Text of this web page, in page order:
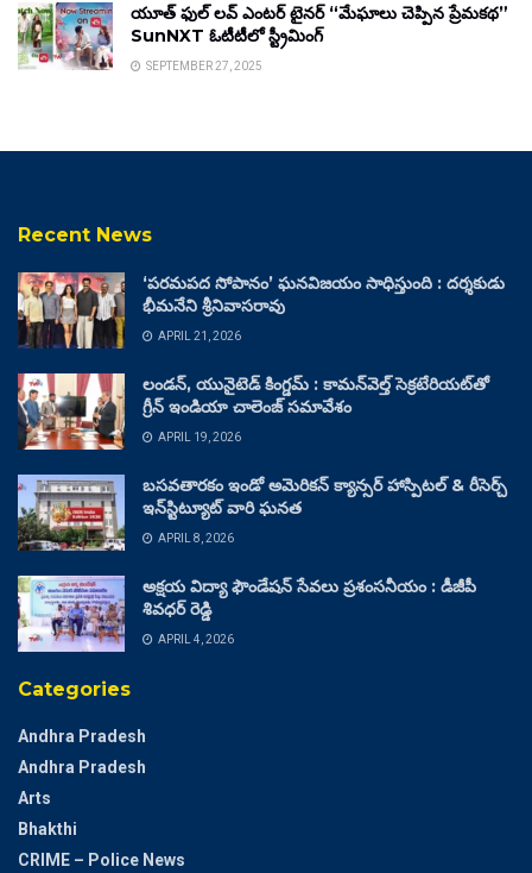
యూత్ ఫుల్ లవ్ ఎంటర్ టైనర్ “మేఘాలు చెప్పిన ప్రేమకథ”
SunNXT ఓటీటీలో స్ట్రీమింగ్
SEPTEMBER 27, 2025
Recent News
‘పరమపద సోపానం’ ఘనవిజయం సాధిస్తుంది : దర్శకుడు
భీమనేని శ్రీనివాసరావు
APRIL 21, 2026
లండన్, యునైటెడ్ కింగ్డమ్ : కామన్‌వెల్త్ సెక్రటేరియట్‌తో
గ్రీన్ ఇండియా చాలెంజ్ సమావేశం
APRIL 19, 2026
బసవతారకం ఇండో అమెరికన్ క్యాన్సర్ హాస్పిటల్ & రీసెర్చ్
ఇన్‌స్టిట్యూట్ వారి ఘనత
APRIL 8, 2026
అక్షయ విద్యా ఫౌండేషన్ సేవలు ప్రశంసనీయం : డీజీపీ
శివధర్ రెడ్డి
APRIL 4, 2026
Categories
Andhra Pradesh
Andhra Pradesh
Arts
Bhakthi
CRIME – Police News